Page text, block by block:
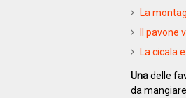
La
Il pavone
La cicala
Unadelle
da